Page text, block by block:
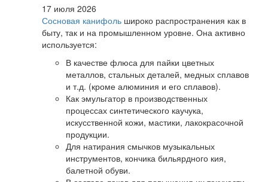
17 июля 2026
Сосновая канифоль широко распространения как в
быту, так и на промышленном уровне. Она активно
используется:
В качестве флюса для пайки цветных
металлов, стальных деталей, медных сплавов
и т.д. (кроме алюминия и его сплавов).
Как эмульгатор в производственных
процессах синтетического каучука,
искусственной кожи, мастики, лакокрасочной
продукции.
Для натирания смычков музыкальных
инструментов, кончика бильярдного кия,
балетной обуви.